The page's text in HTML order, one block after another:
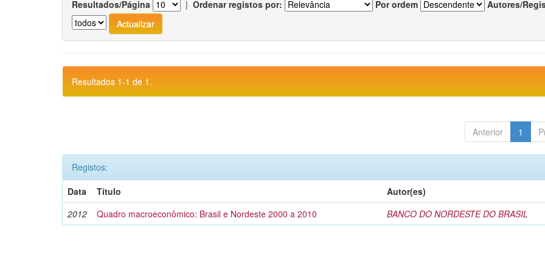
Resultados/Página | Ordenar registos por: Por ordem Autores/
Resultados 1-1 de 1.
Anterior 1
Registos:
Data
Título
Autor(es)
2012
Quadro macroeconômico: Brasil e Nordeste 2000 a 2010 BANCO DO NORDESTE DO BRASIL